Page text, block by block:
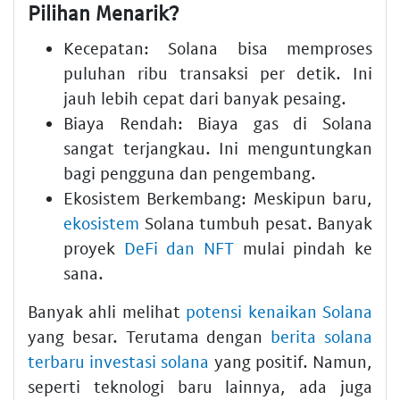
Pilihan Menarik?
Kecepatan: Solana bisa memproses
puluhan ribu transaksi per detik. Ini
jauh lebih cepat dari banyak pesaing.
Biaya Rendah: Biaya gas di Solana
sangat terjangkau. Ini menguntungkan
bagi pengguna dan pengembang.
Ekosistem Berkembang: Meskipun baru,
ekosistem Solana tumbuh pesat. Banyak
proyek DeFi dan NFT mulai pindah ke
sana.
Banyak ahli melihat potensi kenaikan Solana
yang besar. Terutama dengan berita solana
terbaru investasi solana yang positif. Namun,
seperti teknologi baru lainnya, ada juga